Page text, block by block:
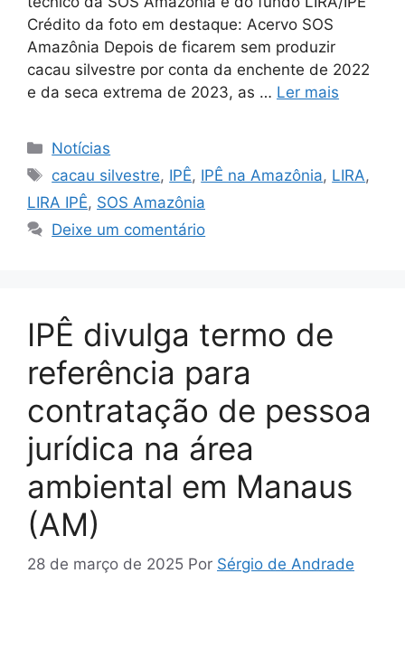
Crédito da foto em destaque: Acervo SOS
Amazônia Depois de ficarem sem produzir
cacau silvestre por conta da enchente de 2022
e da seca extrema de 2023, as … Ler mais
Notícias
cacau silvestre, IPÊ, IPÊ na Amazônia, LIRA,
LIRA IPÊ, SOS Amazônia
Deixe um comentário
IPÊ divulga termo de
referência para
contratação de pessoa
jurídica na área
ambiental em Manaus
(AM)
28 de março de 2025 Por Sérgio de Andrade